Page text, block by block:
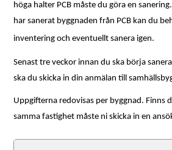
höga halter PCB måste du göra en
har sanerat byggnaden från PCB kan du
inventering och eventuellt sanera igen.
Senast tre veckor innan du ska börja
ska du skicka in din anmälan till
Uppgifterna redovisas per byggnad. Finns
samma fastighet måste ni skicka in en